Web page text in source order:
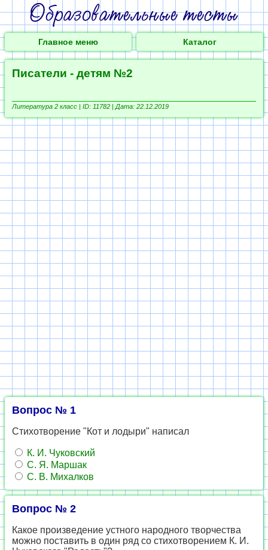
Главное меню Каталог
Писатели - детям №2
Литература 2 класс | ID: 11782 | Дата: 22.12.2019
Вопрос № 1
Стихотворение "Кот и лодыри" написал
К. И. Чуковский
С. Я. Маршак
С. В. Михалков
Вопрос № 2
Какое произведение устного народного творчества
можно поставить в один ряд со стихотворением К. И.